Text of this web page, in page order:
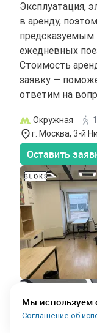
Эксплуатация,
в аренду,
ежедневных
Стоимость
заявку —
ответим на
Окружная
г. Москва, 3-й
Оставить
Мы используем
Соглашение об